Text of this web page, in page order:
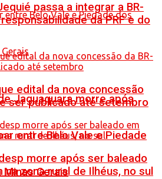
Jaguaquara morre após
entre Belo Vale e Piedade
Minas Gerais
passa a integrar a BR-
da PRF e do
edital da nova concessão
ser publicado até setembro
morre após ser baleado
zona rural de Ilhéus, no sul